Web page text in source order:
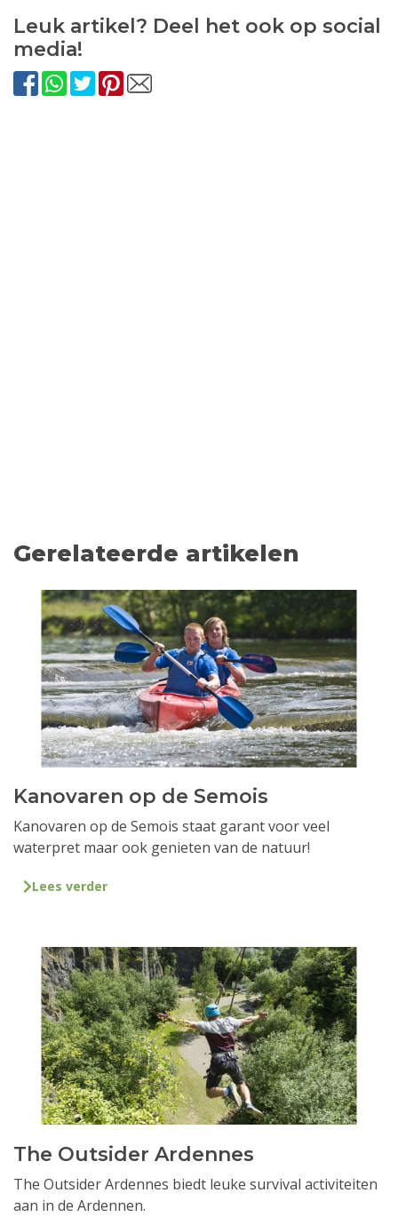
Leuk artikel? Deel het ook op social
media!
Gerelateerde artikelen
Kanovaren op de Semois
Kanovaren op de Semois staat garant voor veel
waterpret maar ook genieten van de natuur!
Lees verder
The Outsider Ardennes
The Outsider Ardennes biedt leuke survival activiteiten
aan in de Ardennen.